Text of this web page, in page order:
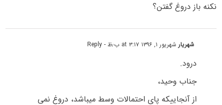
نکنه باز دروغ گفتن؟
شهریارشهریور ۱, ۱۳۹۶ at ۳:۱۷ ب٫ظ - Reply
درود.
جناب وحید،
از آنجاییکه پای احتمالات وسط میباشد، دروغ نمی